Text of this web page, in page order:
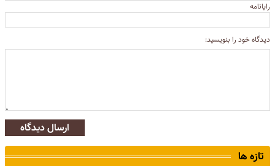
رایانامه
دیدگاه خود را بنویسید:
ارسال دیدگاه
تازه ها